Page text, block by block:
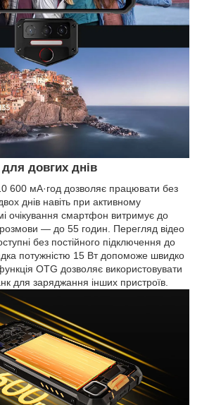
довгих днів
600 мА·год дозволяє працювати без
днів навіть при активному
очікування смартфон витримує до
— до 55 годин. Перегляд відео
без постійного підключення до
потужністю 15 Вт допоможе швидко
OTG дозволяє використовувати
для заряджання інших пристроїв.